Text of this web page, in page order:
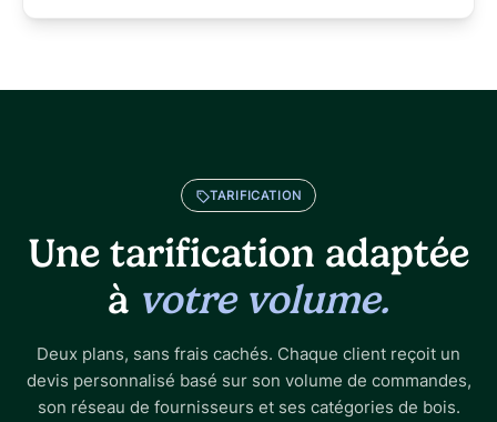
TARIFICATION
Une tarification adaptée
à votre volume.
Deux plans, sans frais cachés. Chaque client reçoit un
devis personnalisé basé sur son volume de commandes,
son réseau de fournisseurs et ses catégories de bois.